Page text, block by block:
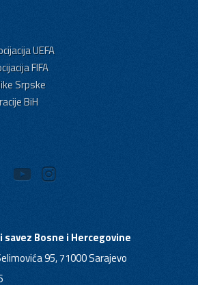
UEFA
FIFA
Srpske
BiH
Bosne i Hercegovine
95, 71000 Sarajevo